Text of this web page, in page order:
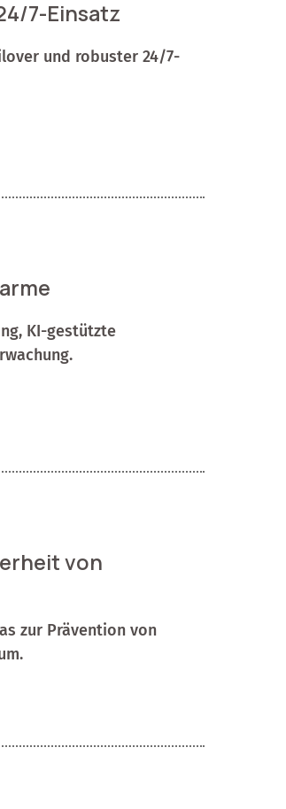
7-Einsatz
und robuster 24/7-
KI-gestützte
von
zur Prävention von